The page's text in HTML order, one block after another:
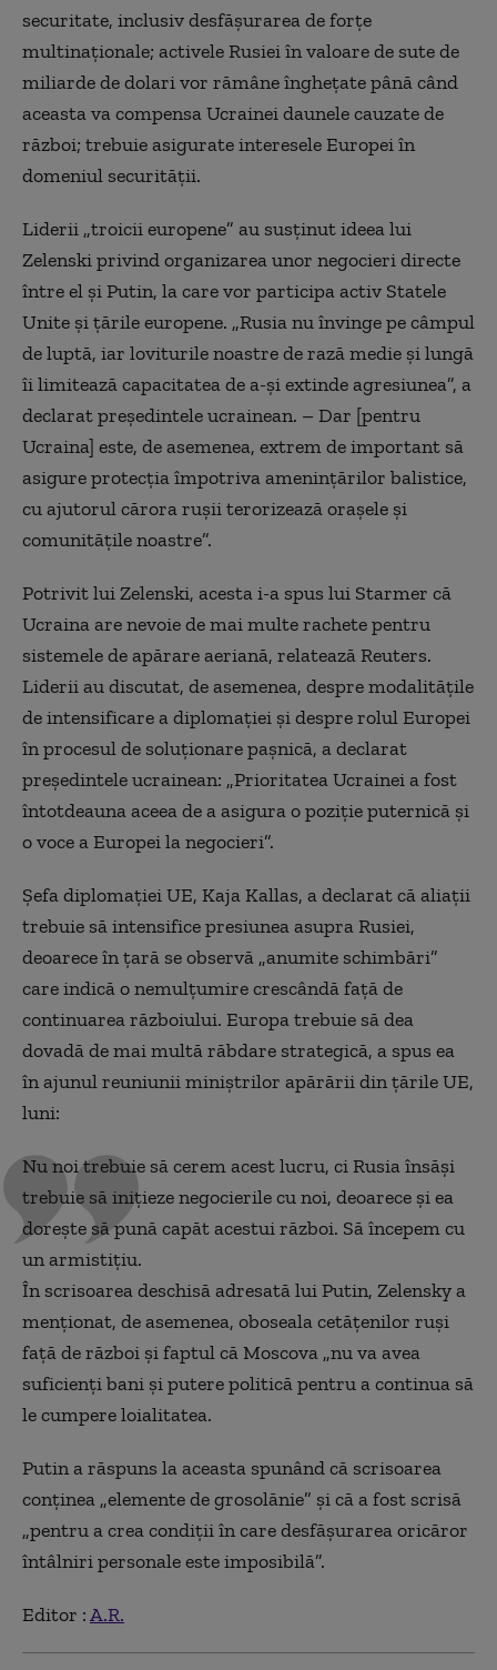
securitate, inclusiv desfășurarea de forțe
multinaționale; activele Rusiei în valoare de sute de
miliarde de dolari vor rămâne înghețate până când
aceasta va compensa Ucrainei daunele cauzate de
război; trebuie asigurate interesele Europei în
domeniul securității.
Liderii „troicii europene” au susținut ideea lui
Zelenski privind organizarea unor negocieri directe
între el și Putin, la care vor participa activ Statele
Unite și țările europene. „Rusia nu învinge pe câmpul
de luptă, iar loviturile noastre de rază medie și lungă
îi limitează capacitatea de a-și extinde agresiunea”, a
declarat președintele ucrainean. – Dar [pentru
Ucraina] este, de asemenea, extrem de important să
asigure protecția împotriva amenințărilor balistice,
cu ajutorul cărora rușii terorizează orașele și
comunitățile noastre”.
Potrivit lui Zelenski, acesta i-a spus lui Starmer că
Ucraina are nevoie de mai multe rachete pentru
sistemele de apărare aeriană, relatează Reuters.
Liderii au discutat, de asemenea, despre modalitățile
de intensificare a diplomației și despre rolul Europei
în procesul de soluționare pașnică, a declarat
președintele ucrainean: „Prioritatea Ucrainei a fost
întotdeauna aceea de a asigura o poziție puternică și
o voce a Europei la negocieri”.
Șefa diplomației UE, Kaja Kallas, a declarat că aliații
trebuie să intensifice presiunea asupra Rusiei,
deoarece în țară se observă „anumite schimbări”
care indică o nemulțumire crescândă față de
continuarea războiului. Europa trebuie să dea
dovadă de mai multă răbdare strategică, a spus ea
în ajunul reuniunii miniștrilor apărării din țările UE,
luni:
Nu noi trebuie să cerem acest lucru, ci Rusia însăși
trebuie să inițieze negocierile cu noi, deoarece și ea
dorește să pună capăt acestui război. Să începem cu
un armistițiu.
În scrisoarea deschisă adresată lui Putin, Zelensky a
menționat, de asemenea, oboseala cetățenilor ruși
față de război și faptul că Moscova „nu va avea
suficienți bani și putere politică pentru a continua să
le cumpere loialitatea.
Putin a răspuns la aceasta spunând că scrisoarea
conținea „elemente de grosolănie” și că a fost scrisă
„pentru a crea condiții în care desfășurarea oricăror
întâlniri personale este imposibilă”.
Editor :A.R.